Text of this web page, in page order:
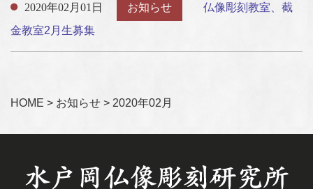
2020年02月01日 お知らせ
仏像彫刻教室、截
金教室2月生募集
HOME > お知らせ > 2020年02月